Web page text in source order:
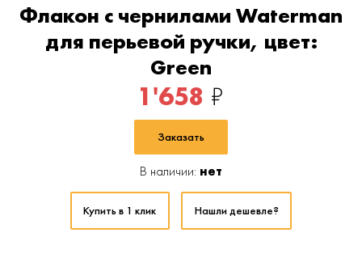
Флакон с чернилами Waterman
для перьевой ручки, цвет:
Green
1'658 ₽
Заказать
В наличии: нет
Купить в 1 клик Нашли дешевле?